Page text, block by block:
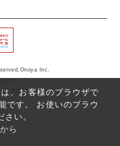
、お客様のブラウザで
です。 お使いのブラウ
い。
ら
基本方針
Inc.